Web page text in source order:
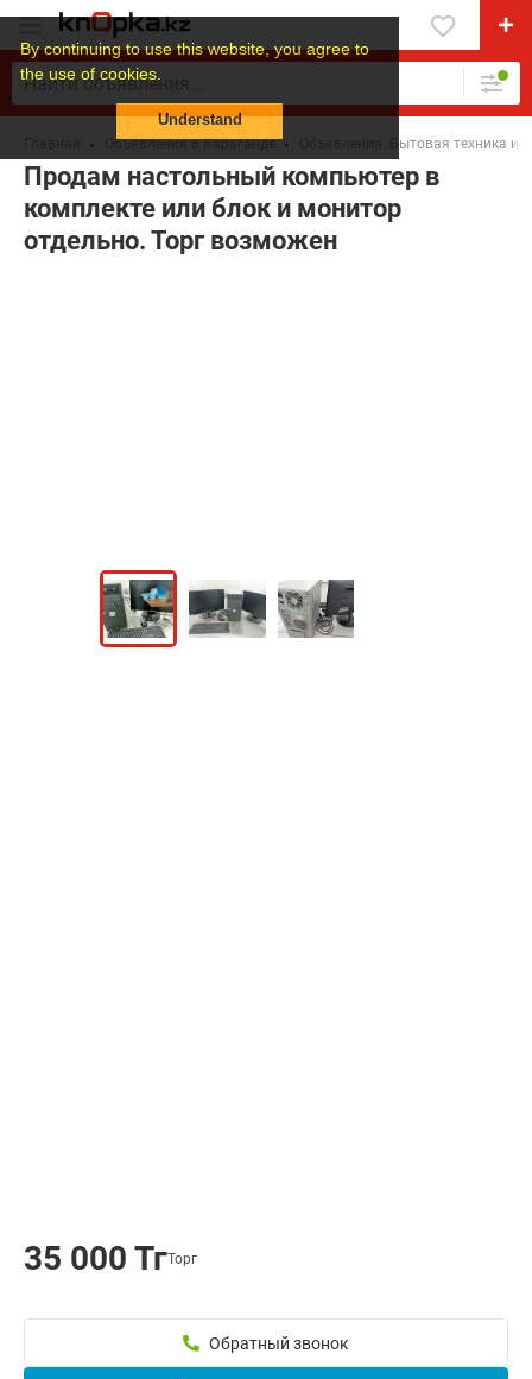
By continuing to use this website, you agree to
the use of cookies.
Understand
Объявления в Караганде Объявления: Бытовая техника и
Продам настольный компьютер в
комплекте или блок и монитор
отдельно. Торг возможен
35 000 ТгТорг
Обратный звонок